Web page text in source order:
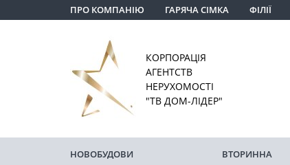
ПРО КОМПАНІЮ ГАРЯЧА СІМКА ФІЛІЇ
КОРПОРАЦІЯ
АГЕНТСТВ
НЕРУХОМОСТІ
"ТВ ДОМ-ЛІДЕР"
НОВОБУДОВИ ВТОРИННА